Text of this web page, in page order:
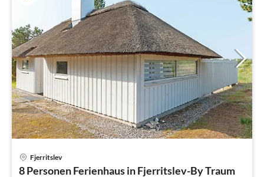
Fjerritslev
8 Personen Ferienhaus in Fjerritslev-By Traum